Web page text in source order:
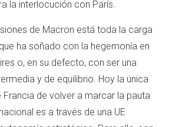
la interlocución con París.
de Macron está toda la carga
ha soñado con la hegemonía en
o, en su defecto, con ser una
y de equilibrio. Hoy la única
Francia de volver a marcar la pauta
es a través de una UE